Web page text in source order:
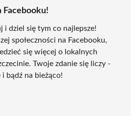
Facebooku!
dziel się tym co najlepsze!
społeczności na Facebooku,
się więcej o lokalnych
Twoje zdanie się liczy -
bądź na bieżąco!